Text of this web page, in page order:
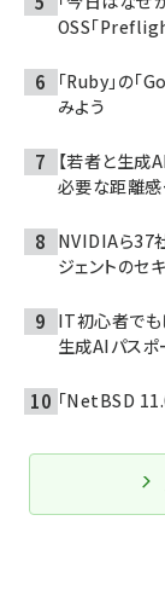
OSS「
「Ruby」の「
みよう
【若者と生成
必要な距離
NVIDIAら37
ジェントのセ
IT初心者でも
生成AIパスポ
「NetBSD